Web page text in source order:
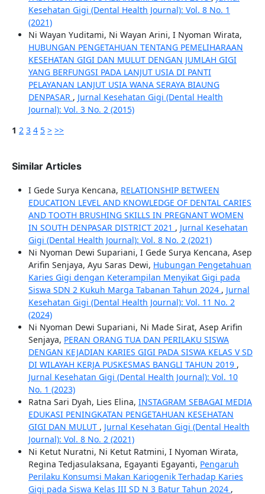
Kesehatan Gigi (Dental Health Journal): Vol. 8 No. 1
(2021)
Ni Wayan Yuditami, Ni Wayan Arini, I Nyoman Wirata,
HUBUNGAN PENGETAHUAN TENTANG PEMELIHARAAN
KESEHATAN GIGI DAN MULUT DENGAN JUMLAH GIGI
YANG BERFUNGSI PADA LANJUT USIA DI PANTI
PELAYANAN LANJUT USIA WANA SERAYA BIAUNG
DENPASAR , Jurnal Kesehatan Gigi (Dental Health
Journal): Vol. 3 No. 2 (2015)
1 2 3 4 5 > >>
Similar Articles
I Gede Surya Kencana, RELATIONSHIP BETWEEN
EDUCATION LEVEL AND KNOWLEDGE OF DENTAL CARIES
AND TOOTH BRUSHING SKILLS IN PREGNANT WOMEN
IN SOUTH DENPASAR DISTRICT 2021 , Jurnal Kesehatan
Gigi (Dental Health Journal): Vol. 8 No. 2 (2021)
Ni Nyoman Dewi Supariani, I Gede Surya Kencana, Asep
Arifin Senjaya, Ayu Saras Dewi, Hubungan Pengetahuan
Karies Gigi dengan Keterampilan Menyikat Gigi pada
Siswa SDN 2 Kukuh Marga Tabanan Tahun 2024 , Jurnal
Kesehatan Gigi (Dental Health Journal): Vol. 11 No. 2
(2024)
Ni Nyoman Dewi Supariani, Ni Made Sirat, Asep Arifin
Senjaya, PERAN ORANG TUA DAN PERILAKU SISWA
DENGAN KEJADIAN KARIES GIGI PADA SISWA KELAS V SD
DI WILAYAH KERJA PUSKESMAS BANGLI TAHUN 2019 ,
Jurnal Kesehatan Gigi (Dental Health Journal): Vol. 10
No. 1 (2023)
Ratna Sari Dyah, Lies Elina, INSTAGRAM SEBAGAI MEDIA
EDUKASI PENINGKATAN PENGETAHUAN KESEHATAN
GIGI DAN MULUT , Jurnal Kesehatan Gigi (Dental Health
Journal): Vol. 8 No. 2 (2021)
Ni Ketut Nuratni, Ni Ketut Ratmini, I Nyoman Wirata,
Regina Tedjasulaksana, Egayanti Egayanti, Pengaruh
Perilaku Konsumsi Makan Kariogenik Terhadap Karies
Gigi pada Siswa Kelas III SD N 3 Batur Tahun 2024 ,